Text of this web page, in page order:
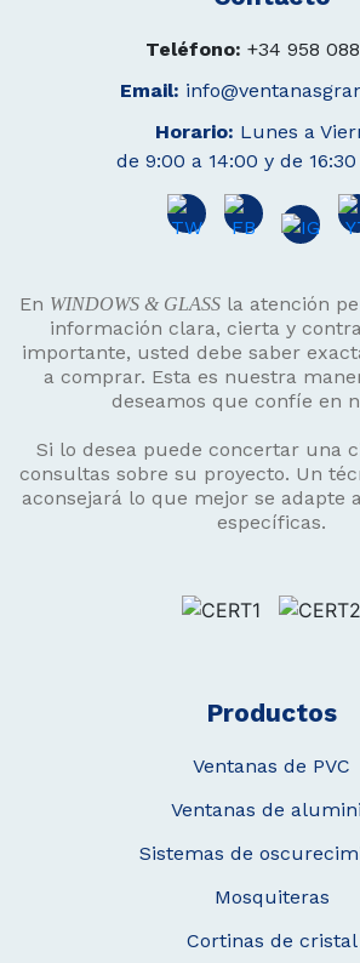
Teléfono: +34 958
Email:
Horario: Lunes a
de 9:00 a 14:00 y de 16:30
En WINDOWS & GLASSla atención
información clara, cierta y
importante, usted debe saber
a comprar. Esta es nuestra
deseamos que confíe en
Si lo desea puede concertar una
consultas sobre su proyecto. Un
aconsejará lo que mejor se adapte
específicas.
Productos
Ventanas de PVC
Ventanas de
Sistemas de
Mosquiteras
Cortinas de cristal